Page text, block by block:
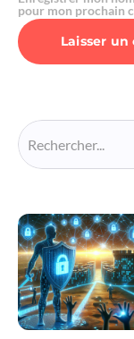
pour mon prochain